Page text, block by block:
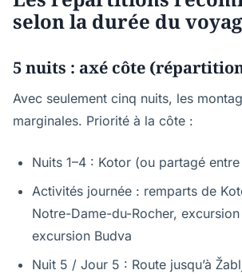
selon la durée du
5 nuits : axé côte
Avec seulement cinq nuits, les
marginales. Priorité à la côte :
Nuits 1–4 : Kotor (ou partagé
Activités journée : remparts de
Notre-Dame-du-Rocher,
excursion Budva
Nuit 5 / Jour 5 : Route jusqu’à